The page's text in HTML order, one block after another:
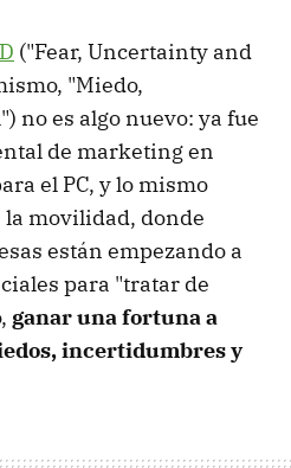
("Fear, Uncertainty and
"Miedo,
no es algo nuevo: ya fue
de marketing en
el PC, y lo mismo
la movilidad, donde
están empezando a
para "tratar de
ganar una fortuna a
incertidumbres y